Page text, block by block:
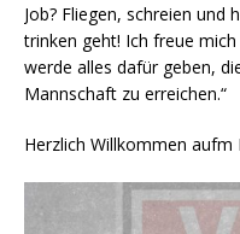
Job? Fliegen, schreien und
trinken geht! Ich freue
werde alles dafür geben,
Mannschaft zu erreichen.“
Herzlich Willkommen aufm